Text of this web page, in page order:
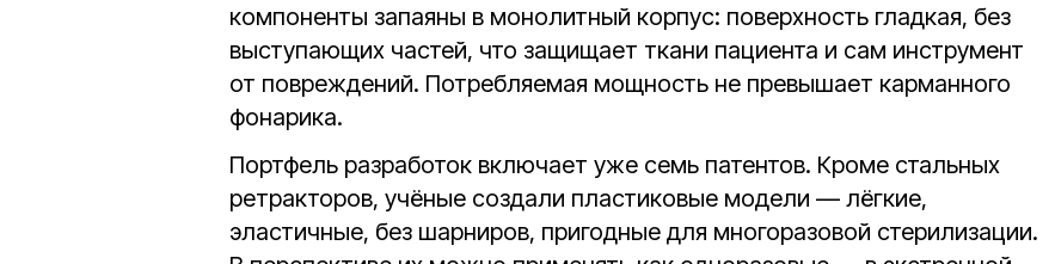
компоненты запаяны в монолитный корпус: поверхность гладкая, без
выступающих частей, что защищает ткани пациента и сам инструмент
от повреждений. Потребляемая мощность не превышает карманного
фонарика.
Портфель разработок включает уже семь патентов. Кроме стальных
ретракторов, учёные создали пластиковые модели — лёгкие,
эластичные, без шарниров, пригодные для многоразовой стерилизации.